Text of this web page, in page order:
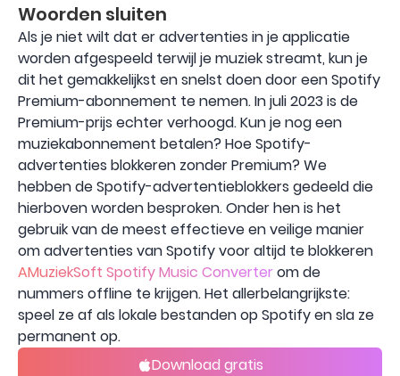
Woorden sluiten
Als je niet wilt dat er advertenties in je applicatie
worden afgespeeld terwijl je muziek streamt, kun je
dit het gemakkelijkst en snelst doen door een Spotify
Premium-abonnement te nemen. In juli 2023 is de
Premium-prijs echter verhoogd. Kun je nog een
muziekabonnement betalen? Hoe Spotify-
advertenties blokkeren zonder Premium? We
hebben de Spotify-advertentieblokkers gedeeld die
hierboven worden besproken. Onder hen is het
gebruik van de meest effectieve en veilige manier
om advertenties van Spotify voor altijd te blokkeren
AMuziekSoft Spotify Music Converter om de
nummers offline te krijgen. Het allerbelangrijkste:
speel ze af als lokale bestanden op Spotify en sla ze
permanent op.
Download gratis